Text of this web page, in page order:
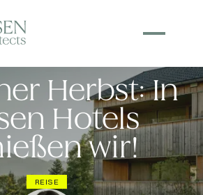
Herbst: In
Hotels
wir!
REISE